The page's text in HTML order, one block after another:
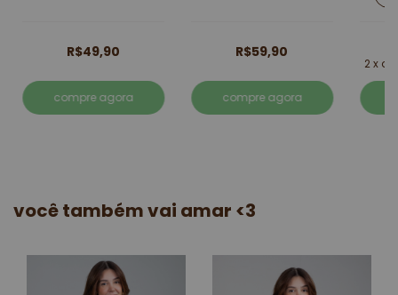
R$49,90
compre agora
R$59,90
compre agora
2 x de
você também vai amar <3